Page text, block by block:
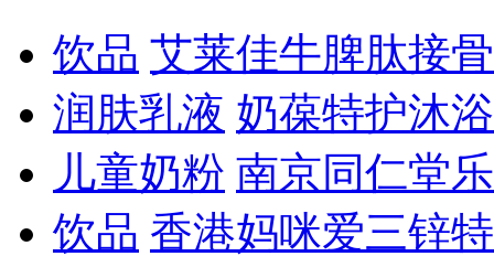
饮品 艾莱佳牛脾肽接
润肤乳液 奶葆特护沐
儿童奶粉 南京同仁堂
饮品 香港妈咪爱三锌